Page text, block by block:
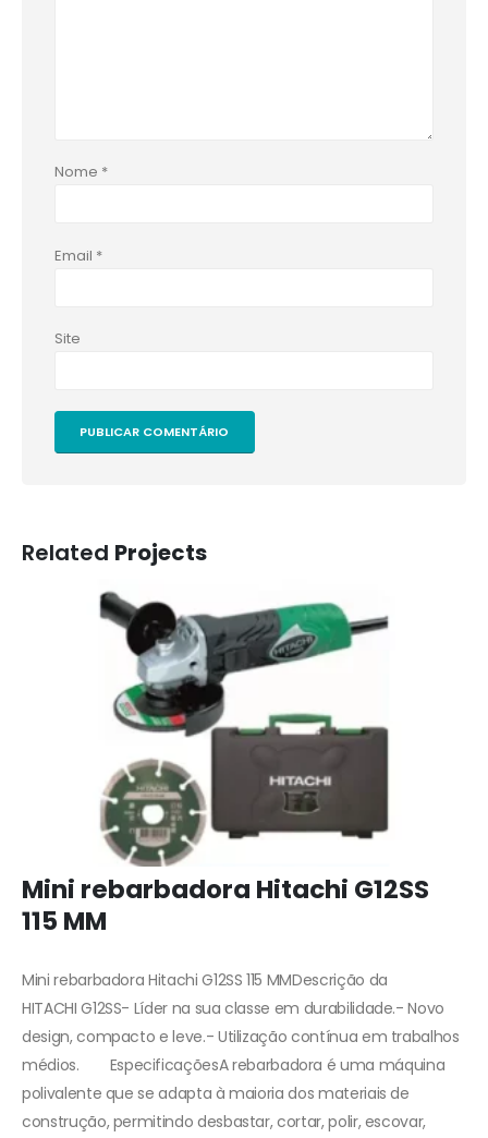
Nome *
Email *
Site
Related Projects
Mini rebarbadora Hitachi G12SS
115 MM
Mini rebarbadora Hitachi G12SS 115 MMDescrição da
HITACHI G12SS- Líder na sua classe em durabilidade.- Novo
design, compacto e leve.- Utilização contínua em trabalhos
médios.
EspecificaçõesA rebarbadora é uma máquina
polivalente que se adapta à maioria dos materiais de
construção, permitindo desbastar, cortar, polir, escovar,